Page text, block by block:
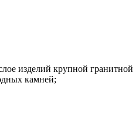
изделий крупной гранитной
камней;